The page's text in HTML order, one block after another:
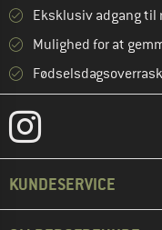
Eksklusiv adgang til
Mulighed for at
KUNDESERVICE